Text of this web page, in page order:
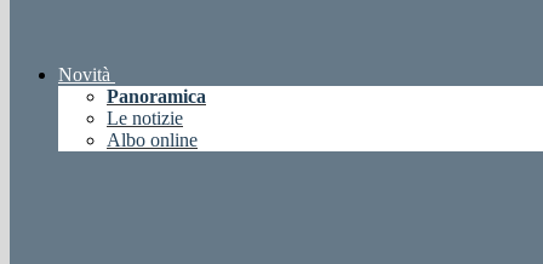
Novità
Panoramica
Le notizie
Albo online